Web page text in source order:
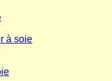
à soie